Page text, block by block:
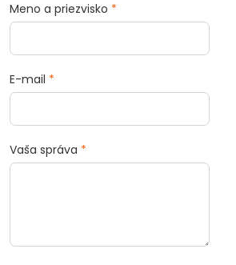
Meno a priezvisko *
E-mail *
Vaša správa *